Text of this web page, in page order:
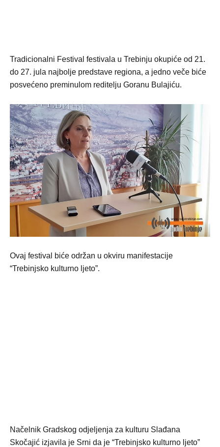
Tradicionalni Festival festivala u Trebinju okupiće od 21.
do 27. jula najbolje predstave regiona, a jedno veče biće
posvećeno preminulom reditelju Goranu Bulajiću.
Ovaj festival biće održan u okviru manifestacije
“Trebinjsko kulturno ljeto”.
Načelnik Gradskog odjeljenja za kulturu Slađana
Skočajić izjavila je Srni da je “Trebinjsko kulturno ljeto”